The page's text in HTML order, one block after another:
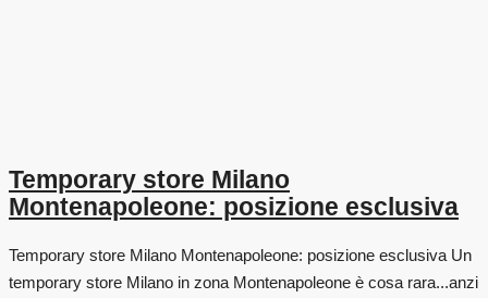
Temporary store Milano
Montenapoleone: posizione esclusiva
Temporary store Milano Montenapoleone: posizione esclusiva Un
temporary store Milano in zona Montenapoleone è cosa rara...anzi